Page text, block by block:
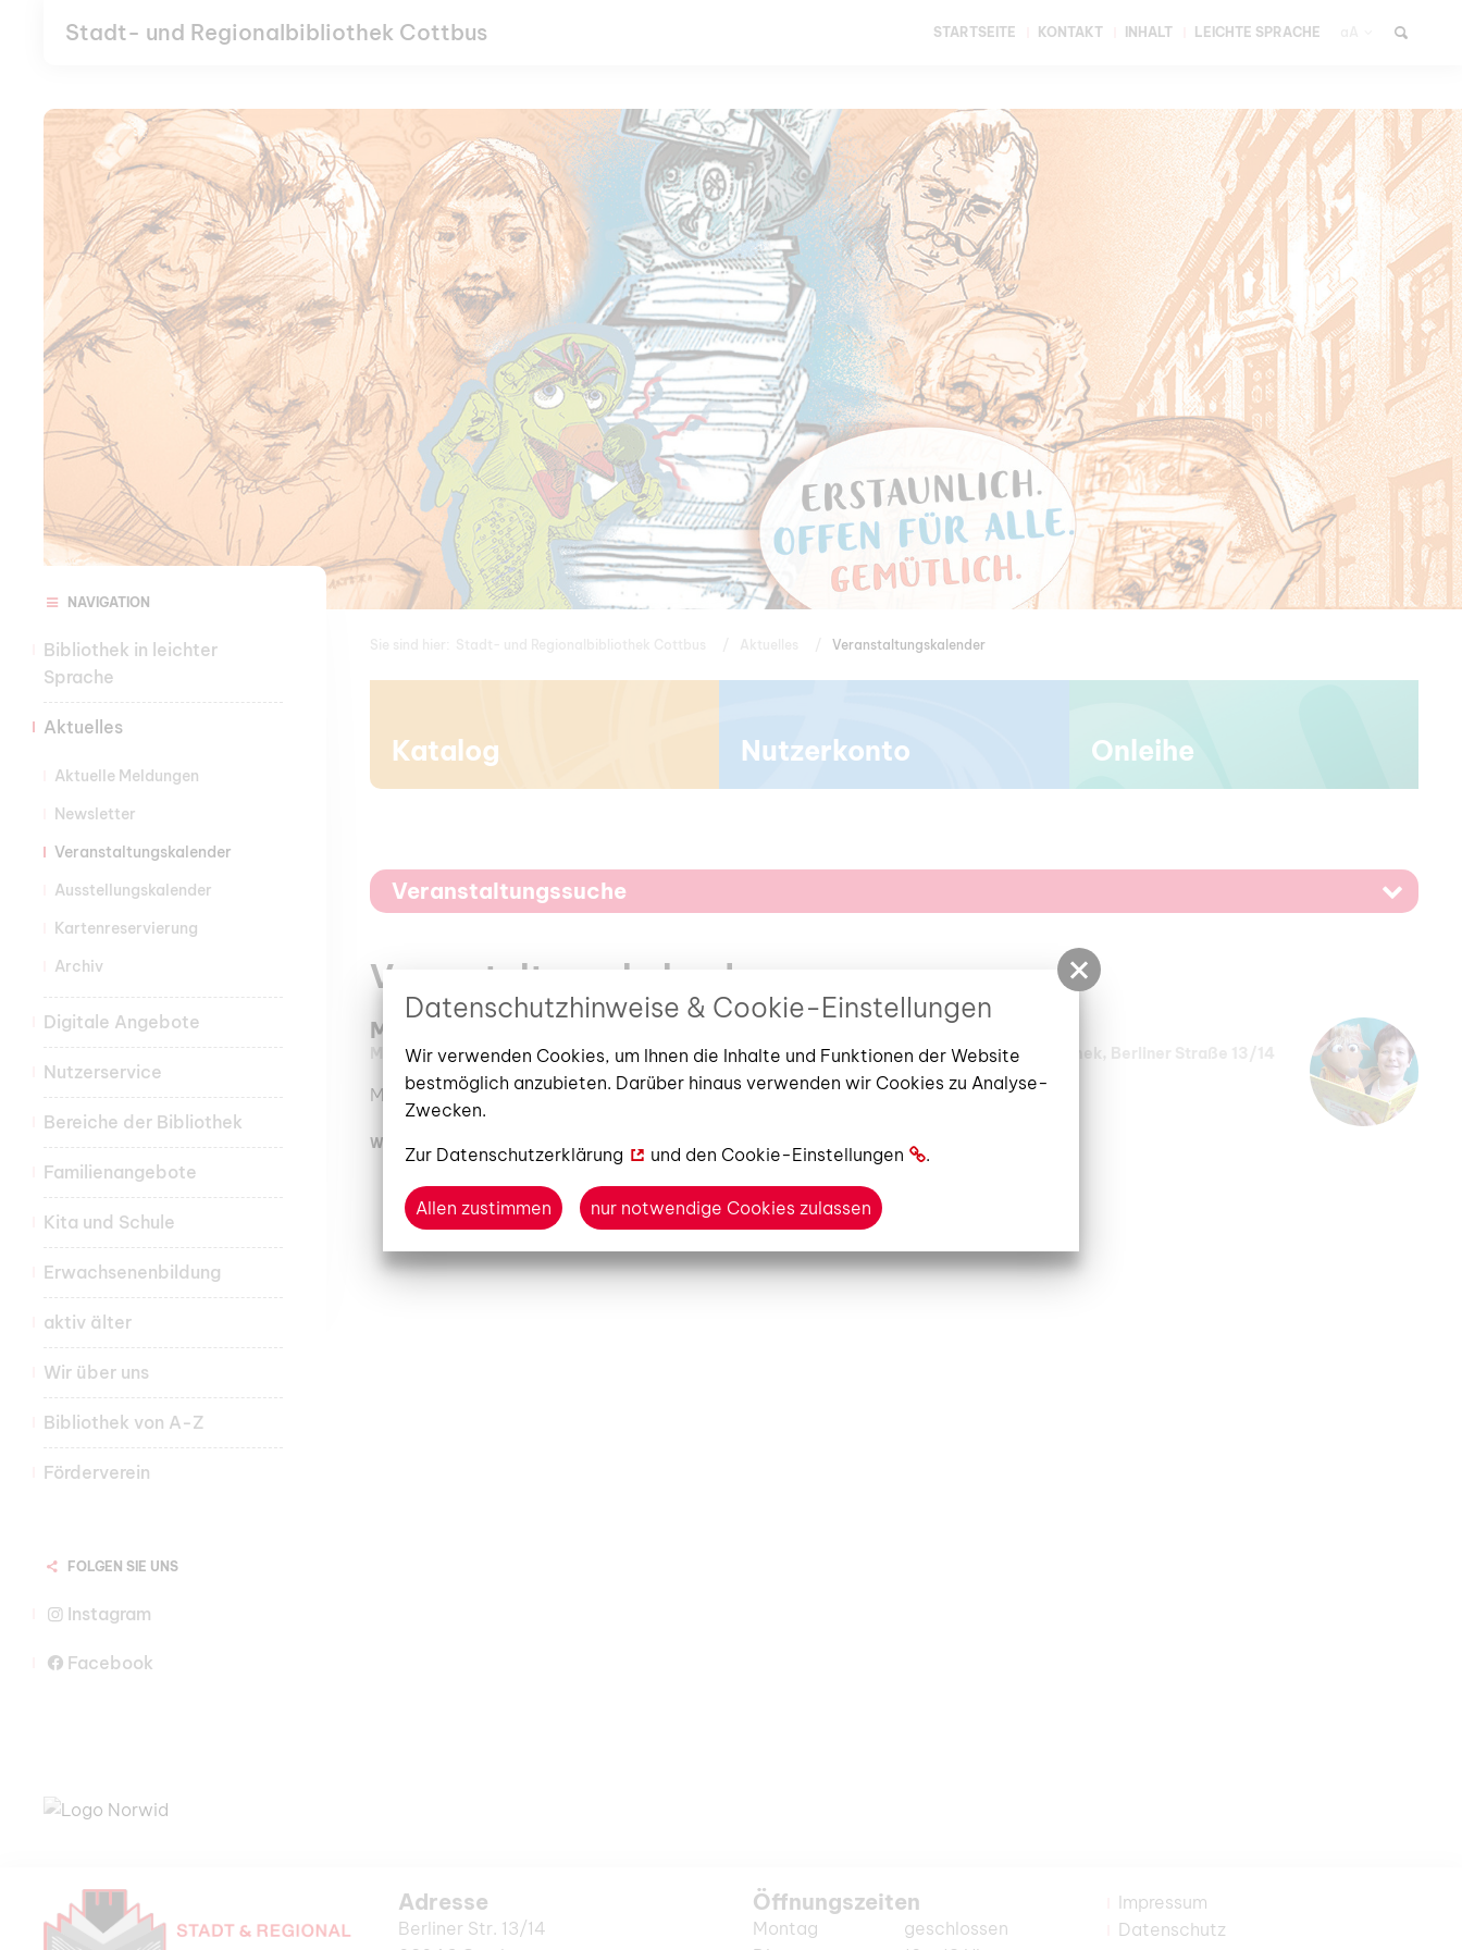
Stadt- und Regionalbibliothek Cottbus STARTSEITE KONTAKT INHALT LEICHTE SPRACHE
NAVIGATION
Bibliothek in leichter
Sprache
Aktuelles
Aktuelle Meldungen
Newsletter
Veranstaltungskalender
Ausstellungskalender
Kartenreservierung
Archiv
Digitale Angebote
Nutzerservice
Bereiche der Bibliothek
Familienangebote
Kita und Schule
Erwachsenenbildung
aktiv älter
Wir über uns
Bibliothek von A-Z
Förderverein
FOLGEN SIE UNS
Instagram
Facebook
Veranstaltungskalender
Katalog Nutzerkonto Onleihe
Veranstaltungssuche
Veranstaltungskalender
Michaela Lehmann
Mittwoch, 05. November 2025 16:00 Uhr Veranstaltungsort: Stadt- und Regionalbibliothek, Berliner Straße 13/14
Mit Emil durch das Bücherjahr
WEITERLESEN
Adresse
Berliner Str. 13/14
Öffnungszeiten
Montag
geschlossen
Impressum
Datenschutz
Datenschutzhinweise & Cookie-Einstellungen
Wir verwenden Cookies, um Ihnen die Inhalte und Funktionen der Website
bestmöglich anzubieten. Darüber hinaus verwenden wir Cookies zu Analyse-
Zwecken.
Zur Datenschutzerklärung und den Cookie-Einstellungen .
Allen zustimmen nur notwendige Cookies zulassen